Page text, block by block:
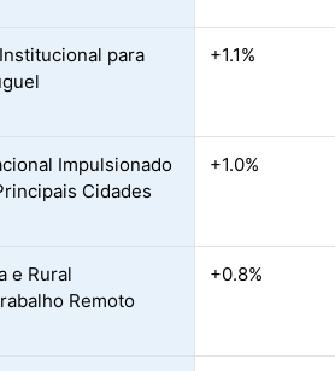
para
+1.1%
Impulsionado
Cidades
+1.0%
e Rural
Remoto
+0.8%